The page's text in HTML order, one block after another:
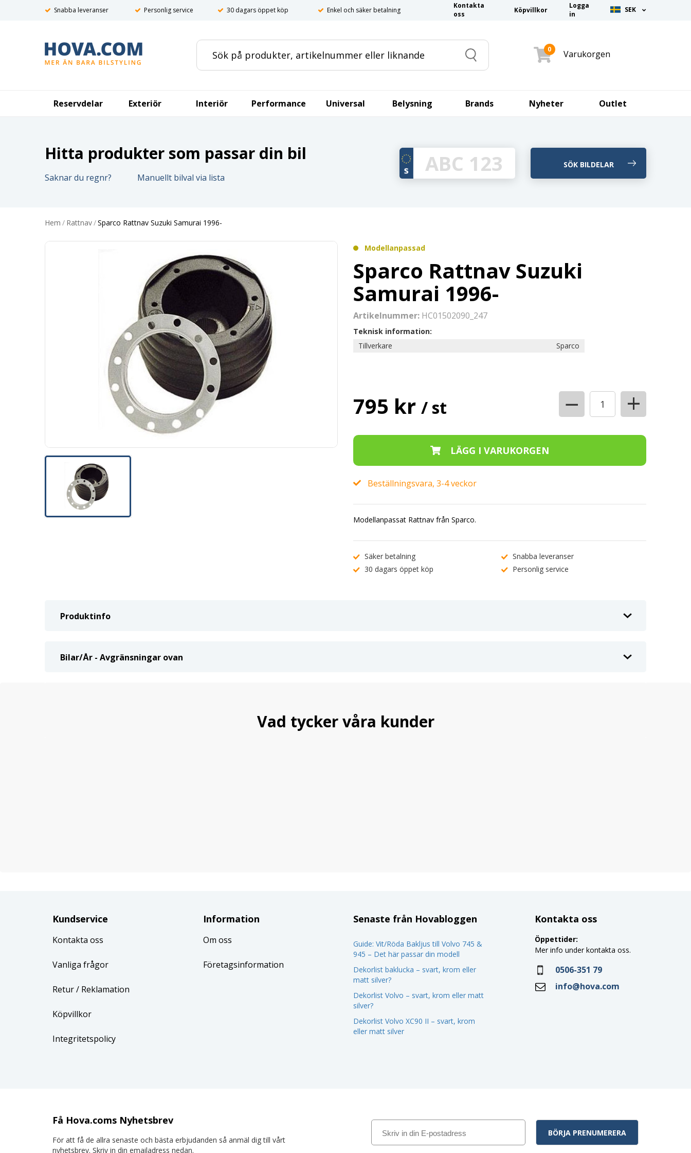
Snabba leveranser Personlig service 30 dagars öppet köp Enkel och säker betalning
Kontakta
oss
Köpvillkor
Logga
in
SEK
Search
0 Varukorgen
Reservdelar Exteriör Interiör Performance Universal Belysning Brands Nyheter Outlet
Hitta produkter som passar din bil
Saknar du regnr? Manuellt bilval via lista
Hem / Rattnav/Sparco Rattnav Suzuki Samurai 1996-
Modellanpassad
Sparco Rattnav Suzuki
Samurai 1996-
Artikelnummer: HC01502090_247
Teknisk information:
Tillverkare
Sparco
795 kr / st − +
Beställningsvara, 3-4 veckor
Modellanpassat Rattnav från Sparco.
Säker betalning
Snabba leveranser
30 dagars öppet köp
Personlig service
Produktinfo
Bilar/År - Avgränsningar ovan
Vad tycker våra kunder
Kundservice
Kontakta oss
Vanliga frågor
Retur/ Reklamation
Köpvillkor
Integritetspolicy
Information
Om oss
Företagsinformation
Senaste från Hovabloggen
Guide: Vit/Röda Bakljus till Volvo 745 &
945 – Det här passar din modell
Dekorlist baklucka – svart, krom eller
matt silver?
Dekorlist Volvo – svart, krom eller matt
silver?
Dekorlist Volvo XC90 II – svart, krom
eller matt silver
Kontakta oss
Öppettider:
Mer info under kontakta oss.
0506-351 79
info@hova.com
Få Hova.coms Nyhetsbrev
För att få de allra senaste och bästa erbjudanden så anmäl dig till vårt
nyhetsbrev. Skriv in din emailadress nedan.